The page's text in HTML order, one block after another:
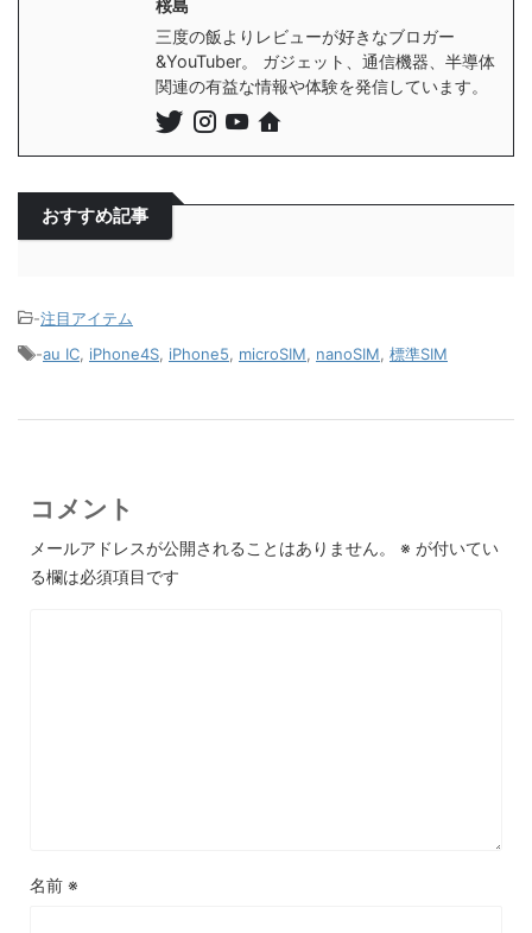
桜島
三度の飯よりレビューが好きなブロガー
&YouTuber。 ガジェット、通信機器、半導体
関連の有益な情報や体験を発信しています。
おすすめ記事
-注目アイテム
-au IC iPhone4S iPhone5 microSIM nanoSIM 標準SIM
コメント
メールアドレスが公開されることはありません。 ※ が付いてい
る欄は必須項目です
名前 ※